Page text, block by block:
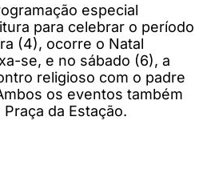
especial
para celebrar o período
(4), ocorre o Natal
se, e no sábado (6), a
religioso com o padre
os eventos também
da Estação.